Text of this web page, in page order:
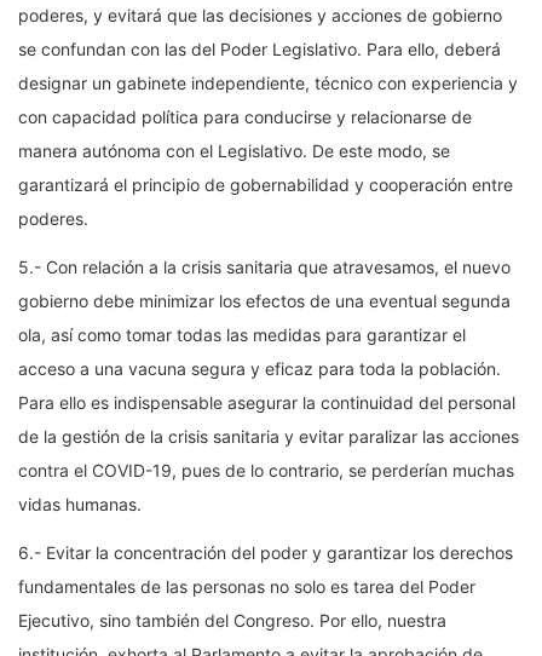
poderes, y evitará que las decisiones y acciones de gobierno
se confundan con las del Poder Legislativo. Para ello, deberá
designar un gabinete independiente, técnico con experiencia y
con capacidad política para conducirse y relacionarse de
manera autónoma con el Legislativo. De este modo, se
garantizará el principio de gobernabilidad y cooperación entre
poderes.
5.- Con relación a la crisis sanitaria que atravesamos, el nuevo
gobierno debe minimizar los efectos de una eventual segunda
ola, así como tomar todas las medidas para garantizar el
acceso a una vacuna segura y eficaz para toda la población.
Para ello es indispensable asegurar la continuidad del personal
de la gestión de la crisis sanitaria y evitar paralizar las acciones
contra el COVID-19, pues de lo contrario, se perderían muchas
vidas humanas.
6.- Evitar la concentración del poder y garantizar los derechos
fundamentales de las personas no solo es tarea del Poder
Ejecutivo, sino también del Congreso. Por ello, nuestra